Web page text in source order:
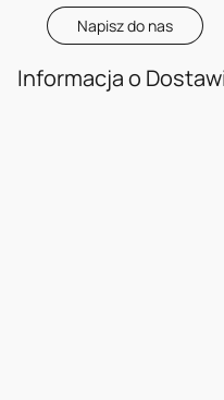
Napisz do nas
Informacja o